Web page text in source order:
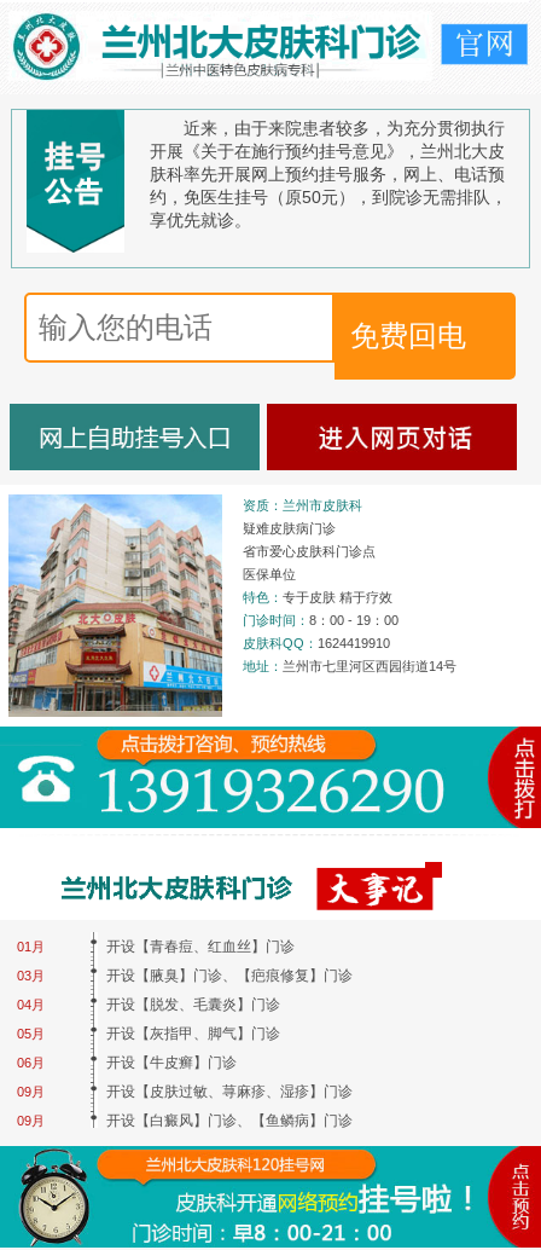
近来，由于来院患者较多，为充分贯彻执行
开展《关于在施行预约挂号意见》，兰州北大皮
肤科率先开展网上预约挂号服务，网上、电话预
约，免医生挂号（原50元），到院诊无需排队，
享优先就诊。
资质：兰州市皮肤科
疑难皮肤病门诊
省市爱心皮肤科门诊点
医保单位
特色：专于皮肤 精于疗效
门诊时间：8：00 - 19：00
皮肤科QQ： 1624419910
地址： 兰州市七里河区西园街道14号
01月
03月
04月
05月
06月
09月
09月
开设【青春痘、红血丝】门诊
开设【腋臭】门诊、【疤痕修复】门诊
开设【脱发、毛囊炎】门诊
开设【灰指甲、脚气】门诊
开设【牛皮癣】门诊
开设【皮肤过敏、荨麻疹、湿疹】门诊
开设【白癜风】门诊、【鱼鳞病】门诊